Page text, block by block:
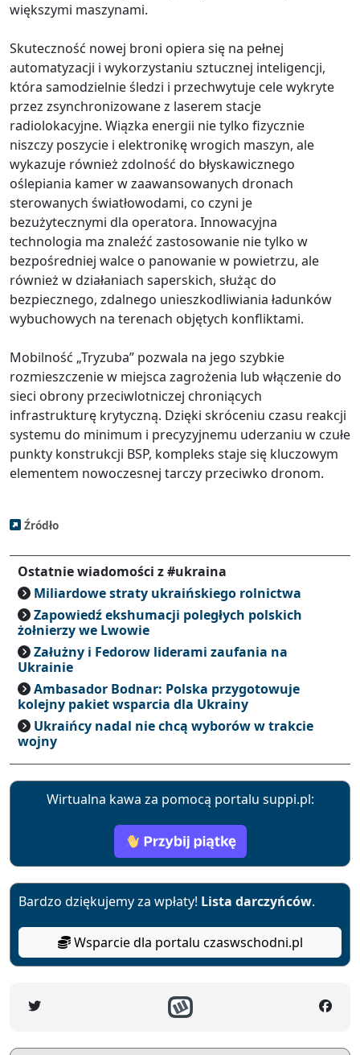
większymi maszynami.
Skuteczność nowej broni opiera się na pełnej
automatyzacji i wykorzystaniu sztucznej inteligencji,
która samodzielnie śledzi i przechwytuje cele wykryte
przez zsynchronizowane z laserem stacje
radiolokacyjne. Wiązka energii nie tylko fizycznie
niszczy poszycie i elektronikę wrogich maszyn, ale
wykazuje również zdolność do błyskawicznego
oślepiania kamer w zaawansowanych dronach
sterowanych światłowodami, co czyni je
bezużytecznymi dla operatora. Innowacyjna
technologia ma znaleźć zastosowanie nie tylko w
bezpośredniej walce o panowanie w powietrzu, ale
również w działaniach saperskich, służąc do
bezpiecznego, zdalnego unieszkodliwiania ładunków
wybuchowych na terenach objętych konfliktami.
Mobilność „Tryzuba” pozwala na jego szybkie
rozmieszczenie w miejsca zagrożenia lub włączenie do
sieci obrony przeciwlotniczej chroniących
infrastrukturę krytyczną. Dzięki skróceniu czasu reakcji
systemu do minimum i precyzyjnemu uderzaniu w czułe
punkty konstrukcji BSP, kompleks staje się kluczowym
elementem nowoczesnej tarczy przeciwko dronom.
Źródło
Ostatnie wiadomości z #ukraina
Miliardowe straty ukraińskiego rolnictwa
Zapowiedź ekshumacji poległych polskich
żołnierzy we Lwowie
Załużny i Fedorow liderami zaufania na
Ukrainie
Ambasador Bodnar: Polska przygotowuje
kolejny pakiet wsparcia dla Ukrainy
Ukraińcy nadal nie chcą wyborów w trakcie
wojny
Wirtualna kawa za pomocą portalu suppi.pl:
Bardzo dziękujemy za wpłaty! Lista darczyńców.
Wsparcie dla portalu czaswschodni.pl